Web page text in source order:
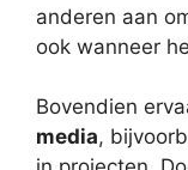
anderen aan
ook wanneer
Bovendien
media,